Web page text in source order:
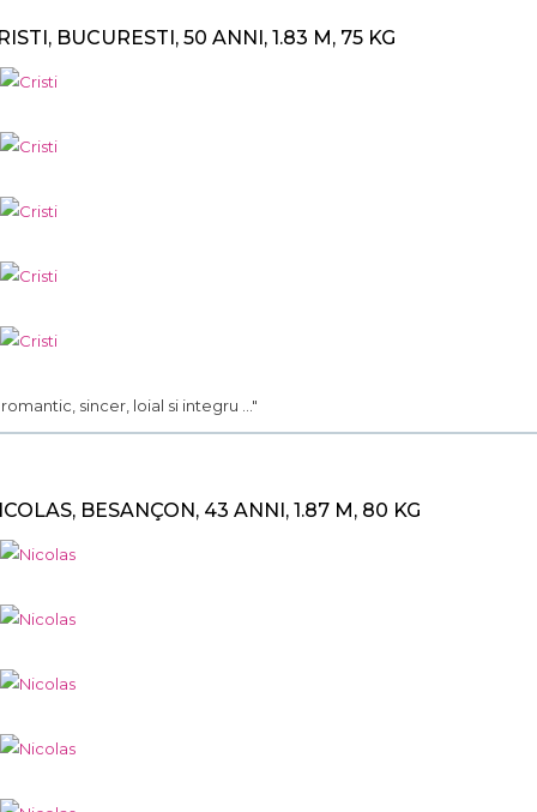
BUCURESTI, 50 ANNI, 1.83 M, 75 KG
romantic, sincer, loial si integru ..."
BESANÇON, 43 ANNI, 1.87 M, 80 KG